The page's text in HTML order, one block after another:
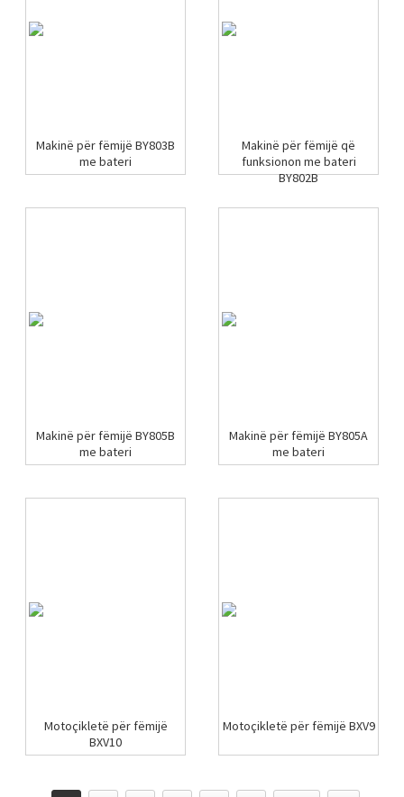
Makinë për fëmijë BY803B
me bateri
Makinë për fëmijë që
funksionon me bateri
BY802B
Makinë për fëmijë BY805B
me bateri
Makinë për fëmijë BY805A
me bateri
Motoçikletë për fëmijë
BXV10
Motoçikletë për fëmijë BXV9